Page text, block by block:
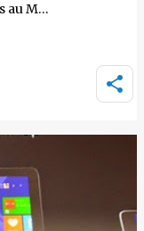
au M…